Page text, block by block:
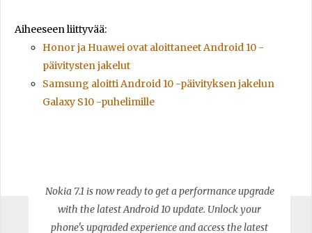
Aiheeseen liittyvää:
Honor ja Huawei ovat aloittaneet Android 10 -
päivitysten jakelut
Samsung aloitti Android 10 -päivityksen jakelun
Galaxy S10 -puhelimille
Nokia 7.1 is now ready to get a performance upgrade
with the latest Android 10 update. Unlock your
phone's upgraded experience and access the latest